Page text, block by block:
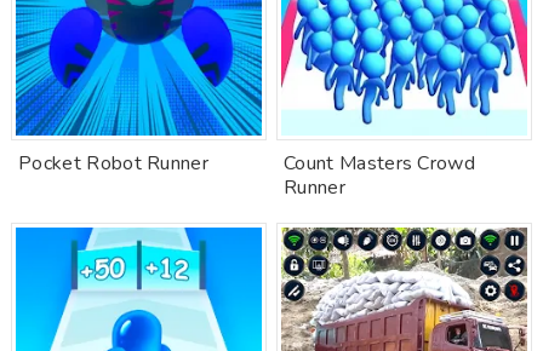
Pocket Robot Runner
Count Masters Crowd
Runner